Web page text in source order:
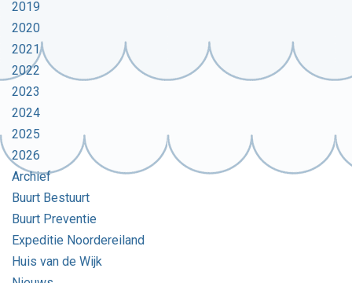
2019
2020
2021
2022
2023
2024
2025
2026
Archief
Buurt Bestuurt
Buurt Preventie
Expeditie Noordereiland
Huis van de Wijk